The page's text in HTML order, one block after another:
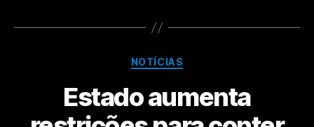
NOTÍCIAS
Estado aumenta